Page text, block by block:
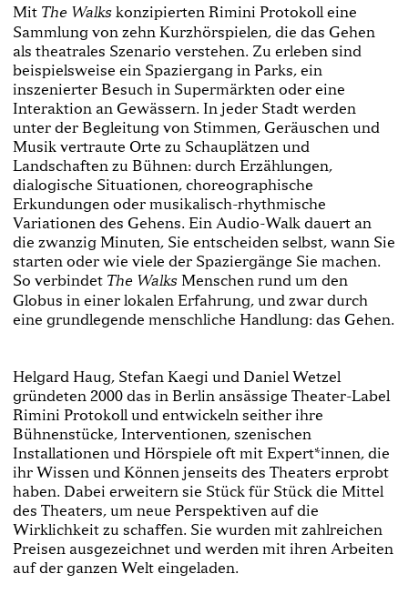
Mit The Walks konzipierten Rimini Protokoll eine
Sammlung von zehn Kurzhörspielen, die das Gehen
als theatrales Szenario verstehen. Zu erleben sind
beispielsweise ein Spaziergang in Parks, ein
inszenierter Besuch in Supermärkten oder eine
Interaktion an Gewässern. In jeder Stadt werden
unter der Begleitung von Stimmen, Geräuschen und
Musik vertraute Orte zu Schauplätzen und
Landschaften zu Bühnen: durch Erzählungen,
dialogische Situationen, choreographische
Erkundungen oder musikalisch-rhythmische
Variationen des Gehens. Ein Audio-Walk dauert an
die zwanzig Minuten, Sie entscheiden selbst, wann Sie
starten oder wie viele der Spaziergänge Sie machen.
So verbindet The Walks Menschen rund um den
Globus in einer lokalen Erfahrung, und zwar durch
eine grundlegende menschliche Handlung: das Gehen.
Helgard Haug, Stefan Kaegi und Daniel Wetzel
gründeten 2000 das in Berlin ansässige Theater-Label
Rimini Protokoll und entwickeln seither ihre
Bühnenstücke, Interventionen, szenischen
Installationen und Hörspiele oft mit Expert*innen, die
ihr Wissen und Können jenseits des Theaters erprobt
haben. Dabei erweitern sie Stück für Stück die Mittel
des Theaters, um neue Perspektiven auf die
Wirklichkeit zu schaffen. Sie wurden mit zahlreichen
Preisen ausgezeichnet und werden mit ihren Arbeiten
auf der ganzen Welt eingeladen.